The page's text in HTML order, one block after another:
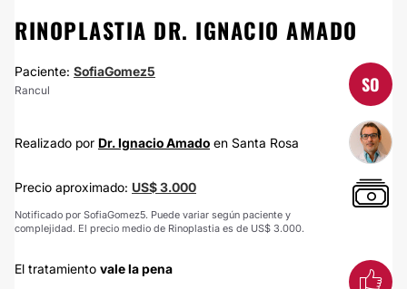
RINOPLASTIA DR. IGNACIO AMADO
Paciente: SofiaGomez5
Rancul SO
Realizado por Dr. Ignacio Amado en Santa Rosa
Precio aproximado: US$ 3.000
Notificado por SofiaGomez5. Puede variar según paciente y
complejidad. El precio medio de Rinoplastia es de US$ 3.000.
El tratamiento vale la pena